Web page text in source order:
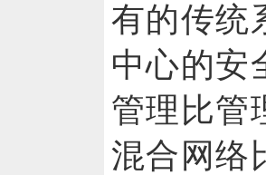
有的传统
中心的安
管理比管
混合网络